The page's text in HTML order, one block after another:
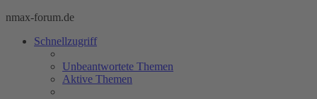
nmax-forum.de
Schnellzugriff
Unbeantwortete Themen
Aktive Themen